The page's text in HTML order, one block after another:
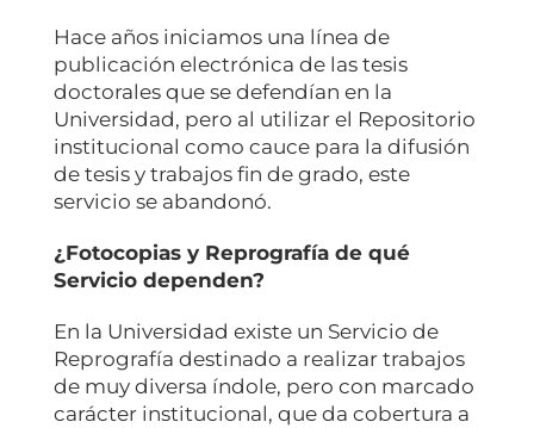
Hace años iniciamos una línea de
publicación electrónica de las tesis
doctorales que se defendían en la
Universidad, pero al utilizar el Repositorio
institucional como cauce para la difusión
de tesis y trabajos fin de grado, este
servicio se abandonó.
¿Fotocopias y Reprografía de qué
Servicio dependen?
En la Universidad existe un Servicio de
Reprografía destinado a realizar trabajos
de muy diversa índole, pero con marcado
carácter institucional, que da cobertura a